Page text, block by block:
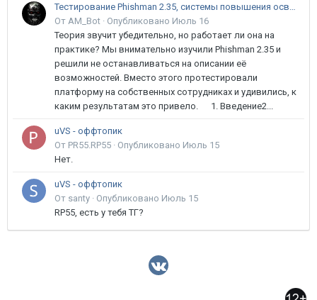
Тестирование Phishman 2.35, системы повышения осведомлённости пользователей в сфере ИБ
От AM_Bot · Опубликовано Июль 16
Теория звучит убедительно, но работает ли она на
практике? Мы внимательно изучили Phishman 2.35 и
решили не останавливаться на описании её
возможностей. Вместо этого протестировали
платформу на собственных сотрудниках и удивились, к
каким результатам это привело. 1. Введение2...
uVS - оффтопик
От PR55.RP55 · Опубликовано Июль 15
Нет.
uVS - оффтопик
От santy · Опубликовано Июль 15
RP55, есть у тебя ТГ?